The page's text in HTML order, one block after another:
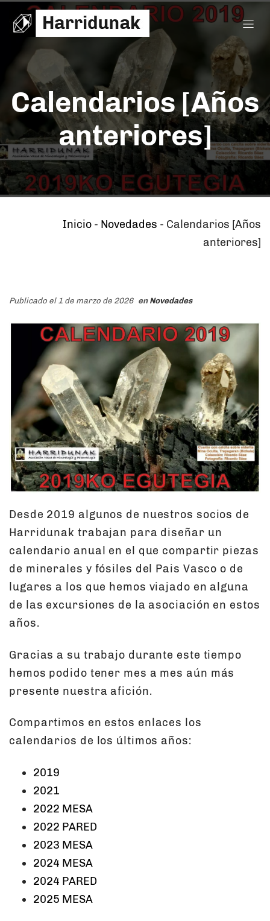
Calendarios [Años
anteriores]
Inicio - Novedades - Calendarios [Años
anteriores]
Publicado el 1 de marzo de 2026 enNovedades
Desde 2019 algunos de nuestros socios de
Harridunak trabajan para diseñar un
calendario anual en el que compartir piezas
de minerales y fósiles del Pais Vasco o de
lugares a los que hemos viajado en alguna
de las excursiones de la asociación en estos
años.
Gracias a su trabajo durante este tiempo
hemos podido tener mes a mes aún más
presente nuestra afición.
Compartimos en estos enlaces los
calendarios de los últimos años:
2019
2021
2022 MESA
2022 PARED
2023 MESA
2024 MESA
2024 PARED
2025 MESA